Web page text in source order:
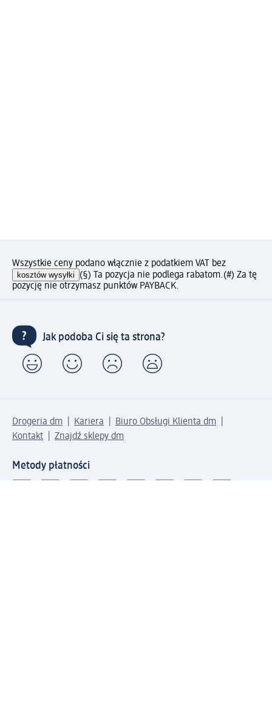
Wszystkie ceny podano włącznie z podatkiem VAT bez
kosztów wysyłki (§) Ta pozycja nie podlega rabatom.(#) Za tę
pozycję nie otrzymasz punktów PAYBACK.
Jak podoba Ci się ta strona?
Drogeria dm Kariera
Biuro Obsługi Klienta dm
Kontakt
Znajdź sklepy dm
Metody płatności